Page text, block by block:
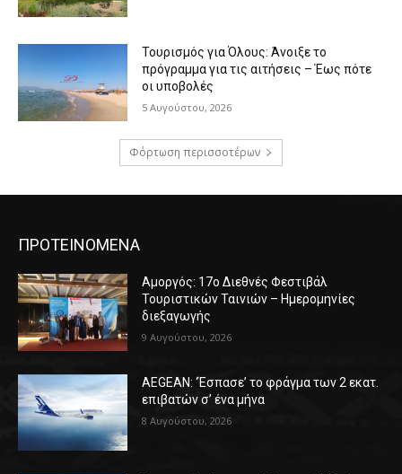
Τουρισμός για Όλους: Άνοιξε το
πρόγραμμα για τις αιτήσεις – Έως πότε
οι υποβολές
5 Αυγούστου, 2026
Φόρτωση περισσοτέρων
ΠΡΟΤΕΙΝΟΜΕΝΑ
Αμοργός: 17ο Διεθνές Φεστιβάλ
Τουριστικών Ταινιών – Ημερομηνίες
διεξαγωγής
9 Αυγούστου, 2026
AEGEAN: ‘Έσπασε’ το φράγμα των 2 εκατ.
επιβατών σ’ ένα μήνα
8 Αυγούστου, 2026